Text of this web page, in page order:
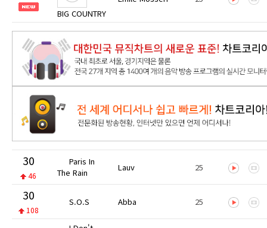
BIG COUNTRY
30
46
Paris In
The Rain
Lauv 25
30
108
S.O.S Abba 25